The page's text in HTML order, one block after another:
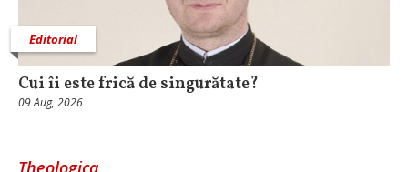
Editorial
Cui îi este frică de singurătate?
09 Aug, 2026
Theologica